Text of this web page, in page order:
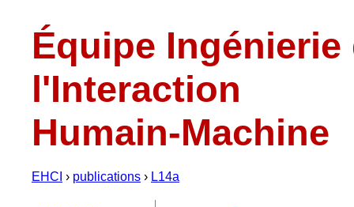
Équipe Ingénierie
l'Interaction
Humain-Machine
EHCI › publications › L14a